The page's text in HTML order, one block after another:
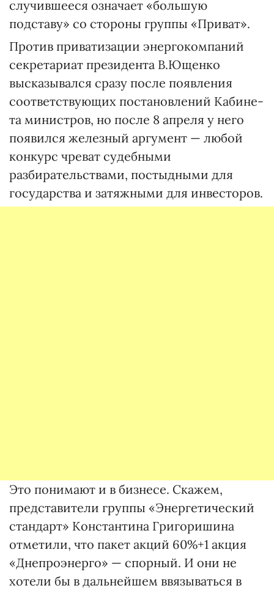
случившееся означает «большую
подставу» со стороны группы «Приват».
Против приватизации энерго­компаний
секретариат президента В.Ющенко
высказывался сразу после появления
соответствующих постановлений Кабине­
та министров, но после 8 апреля у него
появился железный аргумент — любой
конкурс чреват судебными
разбирательствами, постыдными для
государства и затяжными для инвесторов.
Это понимают и в бизнесе. Скажем,
представители группы «Энергетический
стандарт» Константина Григоришина
отметили, что пакет акций 60%+1 акция
«Днепроэнерго» — спорный. И они не
хотели бы в дальнейшем ввязываться в